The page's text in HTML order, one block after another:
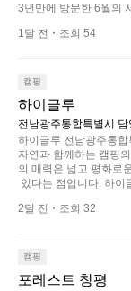
기에 자리를 잡았
네요  서해치고
식물.쓰레기봉투
로 화장실있음 .5
구에서부터 해변
아이들 엄청 좋
할때까지 물놀이
3년만에 방문한 6월의
번에는 솔밭?이라고
원하고 경치도 좋네요
누어줌 .솔밭에 바로
아하네요 점심쯤도착해
요 ⛱️
1달 전 조회 54
캠핑
하이글루
전남광주통합특별시
하이글루 전남광주통
자연과 함께하는 캠핑
의 매력은 넓고 평화로
있다는 점입니다. 하이
자한 인기 명소로, 사
히, 하이글루의 독특한
니다. 이곳의 장점은
또한, 하이글루 인근에
2달 전 조회 32
캠핑
포레스트 창평